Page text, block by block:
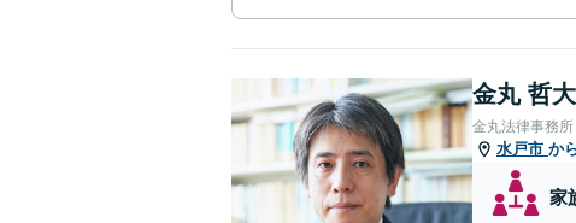
金丸 哲大
金丸法律事務所
水戸市 か
家